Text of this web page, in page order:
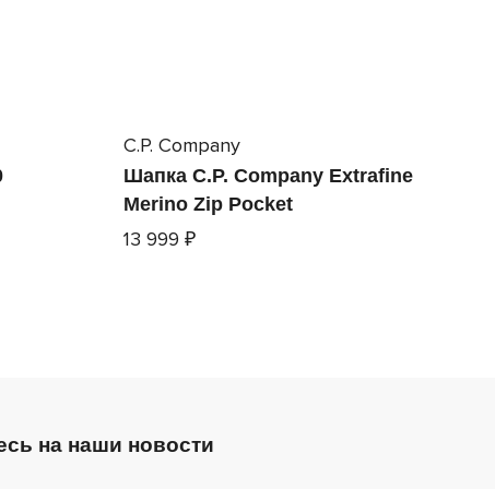
C.P. Company
Шапка C.P. Company Extrafine
Merino Zip Pocket
13 999 ₽
на наши новости